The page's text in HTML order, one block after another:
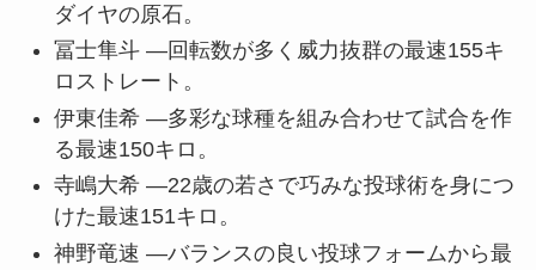
ダイヤの原石。
冨士隼斗 —回転数が多く威力抜群の最速155キ
ロストレート。
伊東佳希 —多彩な球種を組み合わせて試合を作
る最速150キロ。
寺嶋大希 —22歳の若さで巧みな投球術を身につ
けた最速151キロ。
神野竜速 —バランスの良い投球フォームから最